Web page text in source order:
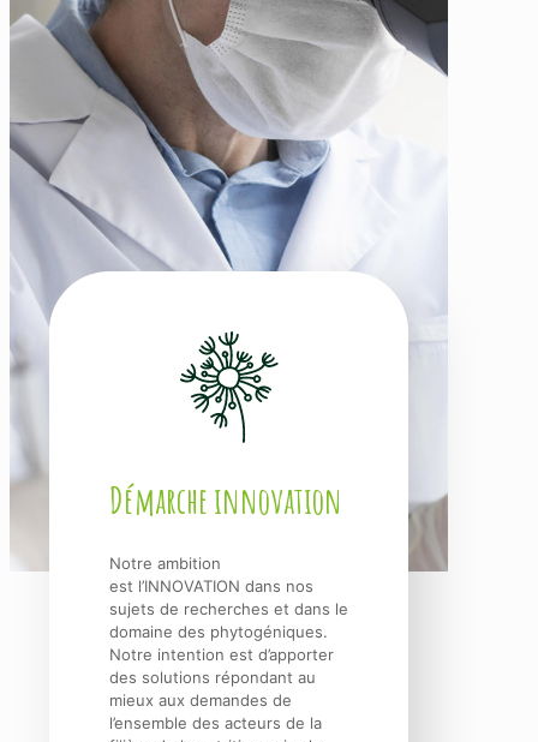
Démarche innovation
Notre ambition
est l’INNOVATION dans nos
sujets de recherches et dans le
domaine des phytogéniques.
Notre intention est d’apporter
des solutions répondant au
mieux aux demandes de
l’ensemble des acteurs de la